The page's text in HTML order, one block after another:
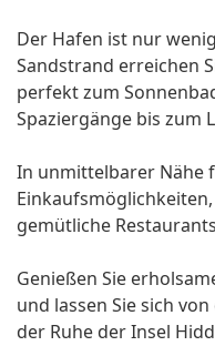
Der Hafen ist nur
Sandstrand erreichen
perfekt zum
Spaziergänge bis zum
In unmittelbarer Nähe
gemütliche
Genießen Sie
und lassen Sie sich
der Ruhe der Insel